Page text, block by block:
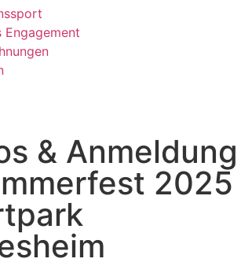
Engagement
& Anmeldung
2025